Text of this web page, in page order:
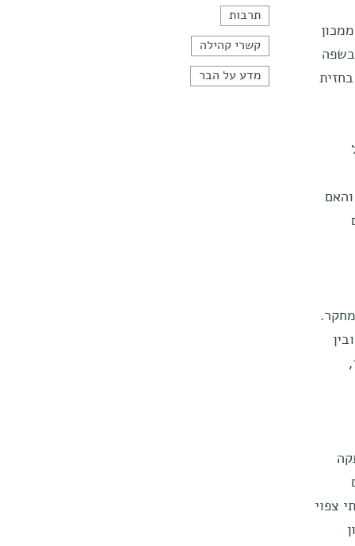
תרבות
קשרי קהילה
מדע על הבר
ובשפה
צפוי